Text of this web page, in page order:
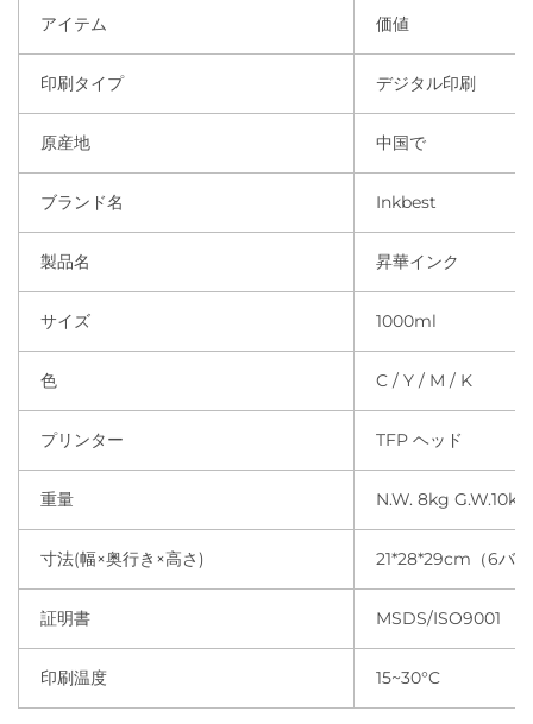
アイテム 価値
印刷タイプ デジタル印刷
原産地 中国で
ブランド名 Inkbest
製品名 昇華インク
サイズ 1000ml
色 C / Y / M / K
プリンター TFP ヘッド
重量 N.W. 8kg G.W.10kg
寸法(幅×奥行き×高さ) 21*28*29cm（6バ
証明書 MSDS/ISO9001
印刷温度 15~30°C